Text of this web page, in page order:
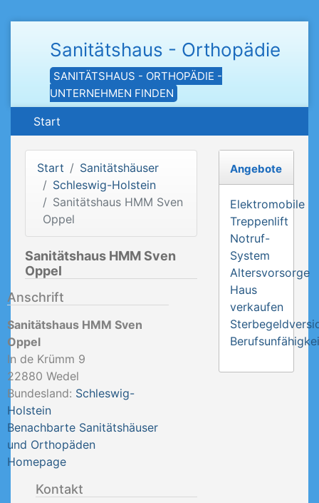
Sanitätshaus - Orthopädie
SANITÄTSHAUS - ORTHOPÄDIE -
UNTERNEHMEN FINDEN
Start
Start
Sanitätshäuser
Schleswig-Holstein
Sanitätshaus HMM Sven
Oppel
Sanitätshaus HMM Sven
Oppel
Anschrift
Sanitätshaus HMM Sven
Oppel
In de Krümm 9
22880 Wedel
Bundesland: Schleswig-
Holstein
Benachbarte Sanitätshäuser
und Orthopäden
Homepage
Kontakt
Angebote
Elektromobile
Treppenlift
Notruf-
System
Altersvorsorge
Haus
verkaufen